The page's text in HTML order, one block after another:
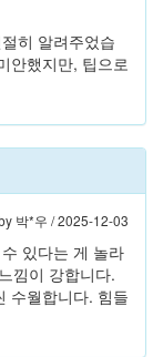
히 알려주었습
안했지만, 팁으로
박*우 /2025-12-03
있다는 게 놀라
낌이 강합니다.
수월합니다. 힘들